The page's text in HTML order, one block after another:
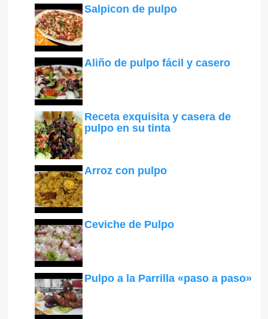
Salpicon de pulpo
Aliño de pulpo fácil y casero
Receta exquisita y casera de
pulpo en su tinta
Arroz con pulpo
Ceviche de Pulpo
Pulpo a la Parrilla «paso a paso»